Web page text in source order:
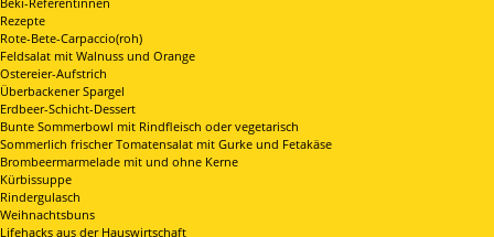
Rezepte
Rote-Bete-Carpaccio(roh)
Feldsalat mit Walnuss und Orange
Ostereier-Aufstrich
Überbackener Spargel
Erdbeer-Schicht-Dessert
Bunte Sommerbowl mit Rindfleisch oder vegetarisch
Sommerlich frischer Tomatensalat mit Gurke und Fetakäse
Brombeermarmelade mit und ohne Kerne
Kürbissuppe
Rindergulasch
Weihnachtsbuns
Lifehacks aus der Hauswirtschaft